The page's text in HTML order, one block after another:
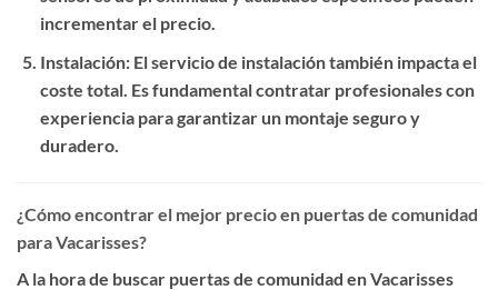
incrementar el precio.
Instalación: El servicio de instalación también impacta el
coste total. Es fundamental contratar profesionales con
experiencia para garantizar un montaje seguro y
duradero.
¿Cómo encontrar el mejor precio en puertas de comunidad
para Vacarisses?
A la hora de buscar puertas de comunidad en Vacarisses